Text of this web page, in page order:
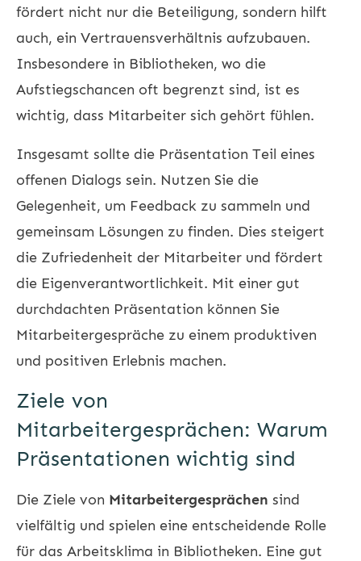
fördert nicht nur die Beteiligung, sondern hilft
auch, ein Vertrauensverhältnis aufzubauen.
Insbesondere in Bibliotheken, wo die
Aufstiegschancen oft begrenzt sind, ist es
wichtig, dass Mitarbeiter sich gehört fühlen.
Insgesamt sollte die Präsentation Teil eines
offenen Dialogs sein. Nutzen Sie die
Gelegenheit, um Feedback zu sammeln und
gemeinsam Lösungen zu finden. Dies steigert
die Zufriedenheit der Mitarbeiter und fördert
die Eigenverantwortlichkeit. Mit einer gut
durchdachten Präsentation können Sie
Mitarbeitergespräche zu einem produktiven
und positiven Erlebnis machen.
Ziele von
Mitarbeitergesprächen: Warum
Präsentationen wichtig sind
Die Ziele von Mitarbeitergesprächen sind
vielfältig und spielen eine entscheidende Rolle
für das Arbeitsklima in Bibliotheken. Eine gut